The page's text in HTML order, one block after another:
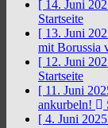
[ 14. Juni
Startseite
[ 13. Juni
mit Borussia
[ 12. Juni
Startseite
[ 11. Juni
ankurbeln!
[ 4. Juni